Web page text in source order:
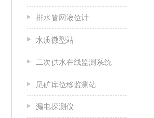
排水管网液位计
水质微型站
二次供水在线监测系统
尾矿库位移监测站
漏电探测仪